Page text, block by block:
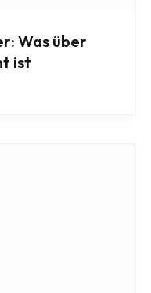
Was über
ist